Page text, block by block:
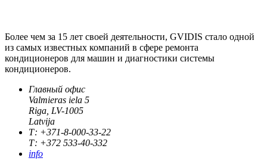
Более чем за 15 лет своей деятельности, GVIDIS стало одной
из самых известных компаний в сфере ремонта
кондиционеров для машин и диагностики системы
кондиционеров.
Главный офис
Valmieras iela 5
Riga, LV-1005
Latvija
Т: +371-8-000-33-22
Т: +372 533-40-332
info